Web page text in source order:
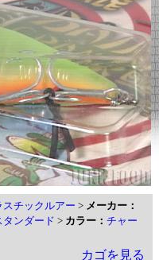
スチックルアー > メーカー：
ンダード > カラー： チャー
カゴを見る